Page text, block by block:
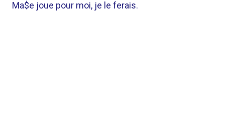
Ma$e joue pour moi, je le ferais.